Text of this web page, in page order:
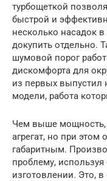
турбощеткой
быстрой и
несколько насадок
докупить отдельно.
шумовой порог
дискомфорта для
из первых
модели, работа
Чем выше мощность,
агрегат, но при
габаритным.
проблему,
изготовлении. Это,